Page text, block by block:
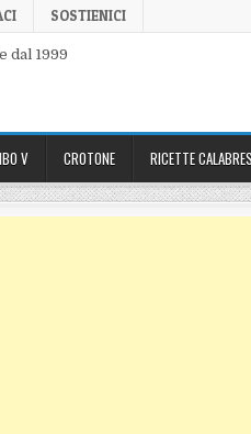
SOSTIENICI
dal 1999
V CROTONE RICETTE